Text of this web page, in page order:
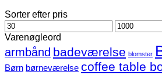
Sorter efter pris
Mindste
pris
Højeste
pris
Varenøgleord
armbånd badeværelse blomster
Børn børneværelse coffee table